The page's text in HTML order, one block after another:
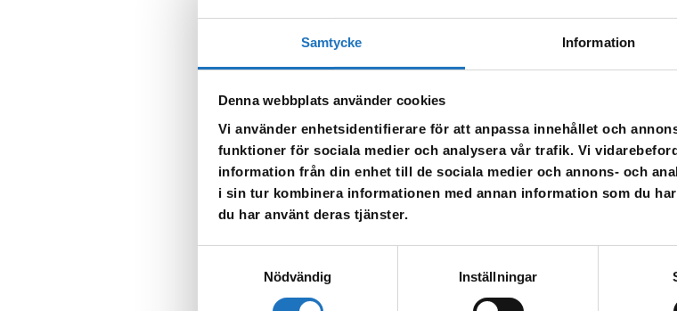
Samtycke Information
Denna webbplats använder cookies
Vi använder enhetsidentifierare för att anpassa innehållet och
funktioner för sociala medier och analysera vår trafik. Vi
information från din enhet till de sociala medier och annons- och
i sin tur kombinera informationen med annan information som du
du har använt deras tjänster.
Nödvändig
Inställningar
Skyttegatan 3, 4, 5 ,6 ,7 ,9,
Arbetet med vattenläckan kommer fortsätta under kvällen.
Vår prognos för tillfället är att vattnet inte kommer vara tillbaka för
Ekgatan 35, 33, 31